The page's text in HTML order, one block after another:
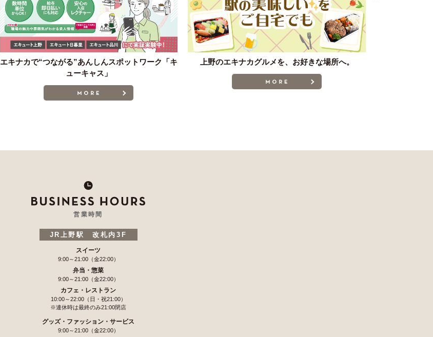
エキナカで“つながる”あんしんスポットワーク「キ
ューキャス」
上野のエキナカグルメを、お好きな場所へ。
営業時間
JR上野駅 改札内3F
スイーツ
9:00～21:00（金22:00）
弁当・惣菜
9:00～21:00（金22:00）
カフェ・レストラン
10:00～22:00（日・祝21:00）
※連休時は最終のみ21:00閉店
グッズ・ファッション・サービス
9:00～21:00（金22:00）